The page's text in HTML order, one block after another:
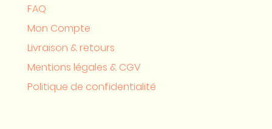
FAQ
Mon Compte
Livraison & retours
Mentions légales & CGV
Politique de confidentialité